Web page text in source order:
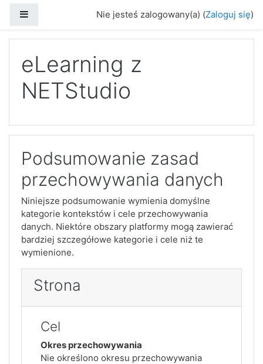
Nie jesteś zalogowany(a) (Zaloguj się)
eLearning z
NETStudio
Podsumowanie zasad
przechowywania danych
Niniejsze podsumowanie wymienia domyślne
kategorie kontekstów i cele przechowywania
danych. Niektóre obszary platformy mogą zawierać
bardziej szczegółowe kategorie i cele niż te
wymienione.
Strona
Cel
Okres przechowywania
Nie określono okresu przechowywania